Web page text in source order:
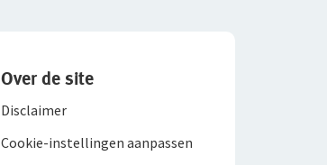
Over de site
Disclaimer
Cookie-instellingen aanpassen